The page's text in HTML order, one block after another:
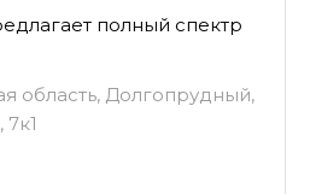
полный спектр
область, Долгопрудный,